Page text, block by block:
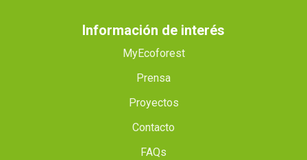
Información de interés
MyEcoforest
Prensa
Proyectos
Contacto
FAQs